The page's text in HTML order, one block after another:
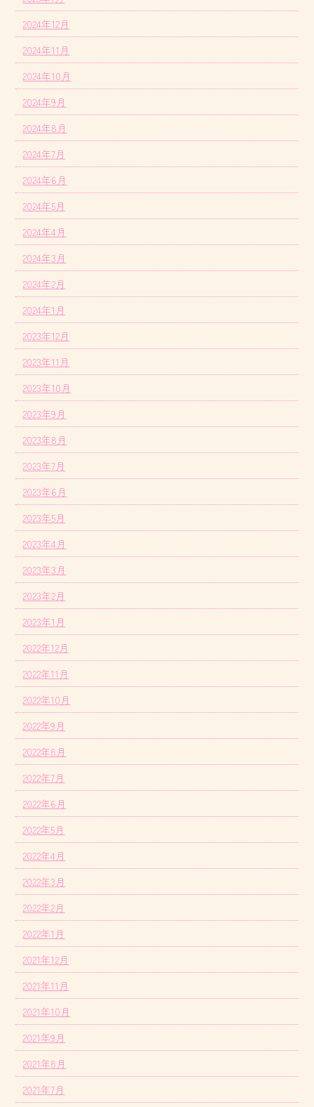
2024年12月
2024年11月
2024年10月
2024年9月
2024年8月
2024年7月
2024年6月
2024年5月
2024年4月
2024年3月
2024年2月
2024年1月
2023年12月
2023年11月
2023年10月
2023年9月
2023年8月
2023年7月
2023年6月
2023年5月
2023年4月
2023年3月
2023年2月
2023年1月
2022年12月
2022年11月
2022年10月
2022年9月
2022年8月
2022年7月
2022年6月
2022年5月
2022年4月
2022年3月
2022年2月
2022年1月
2021年12月
2021年11月
2021年10月
2021年9月
2021年8月
2021年7月